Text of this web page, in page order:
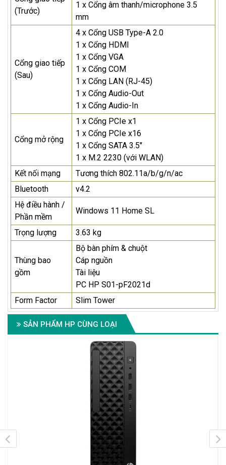
(Trước)
1 x Cổng âm thanh/microphone 3.5
mm
Cổng giao tiếp
(Sau)
4 x Cổng USB Type-A 2.0
1 x Cổng HDMI
1 x Cổng VGA
1 x Cổng COM
1 x Cổng LAN (RJ-45)
1 x Cổng Audio-Out
1 x Cổng Audio-In
Cổng mở rộng
1 x Cổng PCIe x1
1 x Cổng PCIe x16
1 x Cổng SATA 3.5"
1 x M.2 2230 (với WLAN)
Kết nối mạng
Tương thích 802.11a/b/g/n/ac
Bluetooth
v4.2
Hệ điều hành /
Phần mềm
Windows 11 Home SL
Trọng lượng 3.63 kg
Thùng bao
gồm
Bộ bàn phím & chuột
Cáp nguồn
Tài liệu
PC HP S01-pF2021d
Form Factor
Slim Tower
SẢN PHẨM HP CÙNG LOẠI